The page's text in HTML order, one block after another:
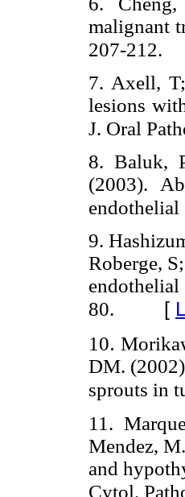
malignant
207-212.
7. Axell,
lesions
J. Oral
8. Baluk,
(2003).
9.
Roberge,
endothelial
80.
[
10.
DM.
sprouts in
11.
Mendez,
and
Cytol.